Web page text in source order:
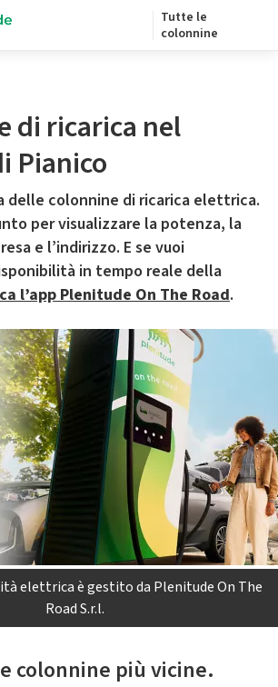
Tutte le
colonnine
di ricarica nel
Pianico
delle colonnine di ricarica elettrica.
per visualizzare la potenza, la
e l’indirizzo. E se vuoi
in tempo reale della
l’app Plenitude On The Road.
elettrica è gestito da Plenitude On The
Road S.r.l.
colonnine più vicine.